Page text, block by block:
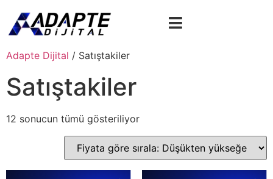
Adapte Dijital / Satıştakiler
Satıştakiler
12 sonucun tümü gösteriliyor